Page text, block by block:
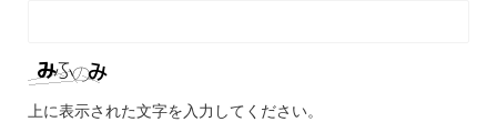
上に表示された文字を入力してください。